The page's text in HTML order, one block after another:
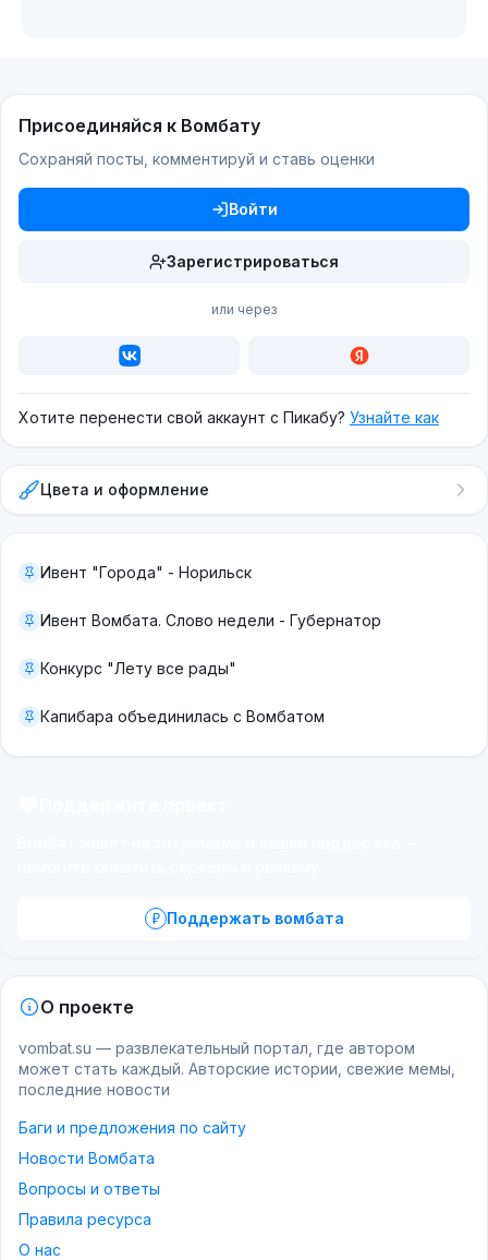
Присоединяйся к Вомбату
Сохраняй посты, комментируй и ставь оценки
Войти
Зарегистрироваться
или через
Хотите перенести свой аккаунт с Пикабу? Узнайте как
Цвета и оформление
Ивент "Города" - Норильск
Ивент Вомбата. Слово недели - Губернатор
Конкурс "Лету все рады"
Капибара объединилась с Вомбатом
Поддержать вомбата
О проекте
vombat.su — развлекательный портал, где автором
может стать каждый. Авторские истории, свежие мемы,
последние новости
Баги и предложения по сайту
Новости Вомбата
Вопросы и ответы
Правила ресурса
О нас